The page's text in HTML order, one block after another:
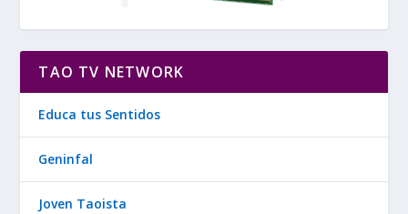
TAO TV NETWORK
Educa tus Sentidos
Geninfal
Joven Taoista